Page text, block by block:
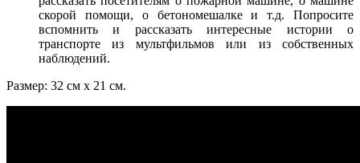
скорой помощи, о бетономешалке и т.д. Попросите
вспомнить и рассказать интересные истории о
транспорте из мультфильмов или из собственных
наблюдений.
Размер: 32 см х 21 см.